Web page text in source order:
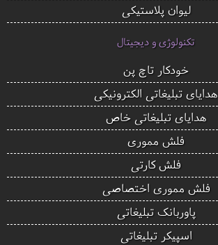
لیوان پلاستیکی
تکنولوژی و دیجیتال
خودکار تاچ پن
هدایای تبلیغاتی الکترونیکی
هدایای تبلیغاتی خاص
فلش مموری
فلش کارتی
فلش مموری اختصاصی
پاوربانک تبلیغاتی
اسپیکر تبلیغاتی